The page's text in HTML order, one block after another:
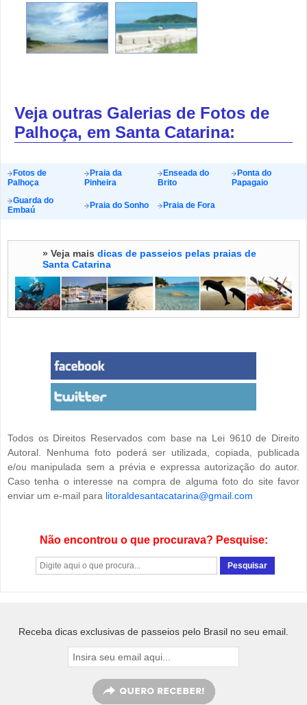
Veja outras Galerias de Fotos de
Palhoça, em Santa Catarina:
Fotos de
Palhoça
Praia da
Pinheira
Enseada do
Brito
Ponta do
Papagaio
Guarda do
Embaú
Praia do Sonho Praia de Fora
» Veja mais dicas de passeios pelas praias de
Santa Catarina
Todos os Direitos Reservados com base na Lei 9610 de Direito
Autoral. Nenhuma foto poderá ser utilizada, copiada, publicada
e/ou manipulada sem a prévia e expressa autorização do autor.
Caso tenha o interesse na compra de alguma foto do site favor
enviar um e-mail para litoraldesantacatarina@gmail.com
Não encontrou o que procurava? Pesquise:
Receba dicas exclusivas de passeios pelo Brasil no seu email.